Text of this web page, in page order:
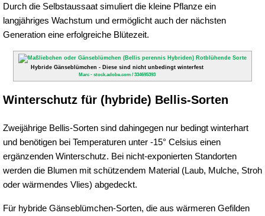
Durch die Selbstaussaat simuliert die kleine Pflanze ein
langjähriges Wachstum und ermöglicht auch der nächsten
Generation eine erfolgreiche Blütezeit.
Hybride Gänseblümchen - Diese sind nicht unbedingt winterfest
Marc - stock.adobe.com / 334695393
Winterschutz für (hybride) Bellis-Sorten
Zweijährige Bellis-Sorten sind dahingegen nur bedingt winterhart
und benötigen bei Temperaturen unter -15° Celsius einen
ergänzenden Winterschutz. Bei nicht-exponierten Standorten
werden die Blumen mit schützendem Material (Laub, Mulche, Stroh
oder wärmendes Vlies) abgedeckt.
Für hybride Gänseblümchen-Sorten, die aus wärmeren Gefilden